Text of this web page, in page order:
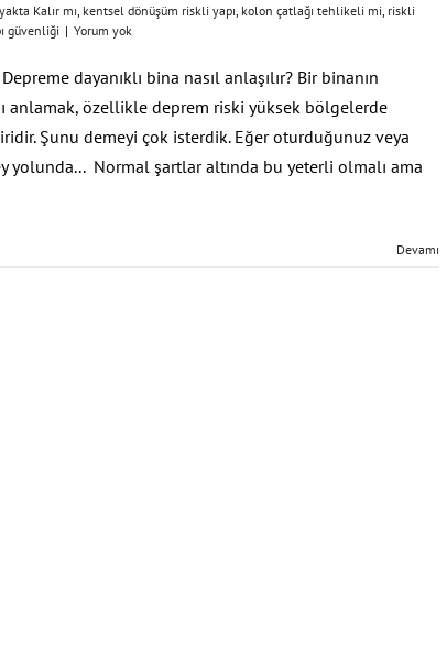
Kalır mı kentsel dönüşüm riskli yapı kolon çatlağı tehlikeli mi riskli
güvenliği | Yorum yok
dayanıklı bina nasıl anlaşılır? Bir binanın
anlamak, özellikle deprem riski yüksek bölgelerde
Şunu demeyi çok isterdik. Eğer oturduğunuz veya
yolunda... Normal şartlar altında bu yeterli olmalı ama
Devamı